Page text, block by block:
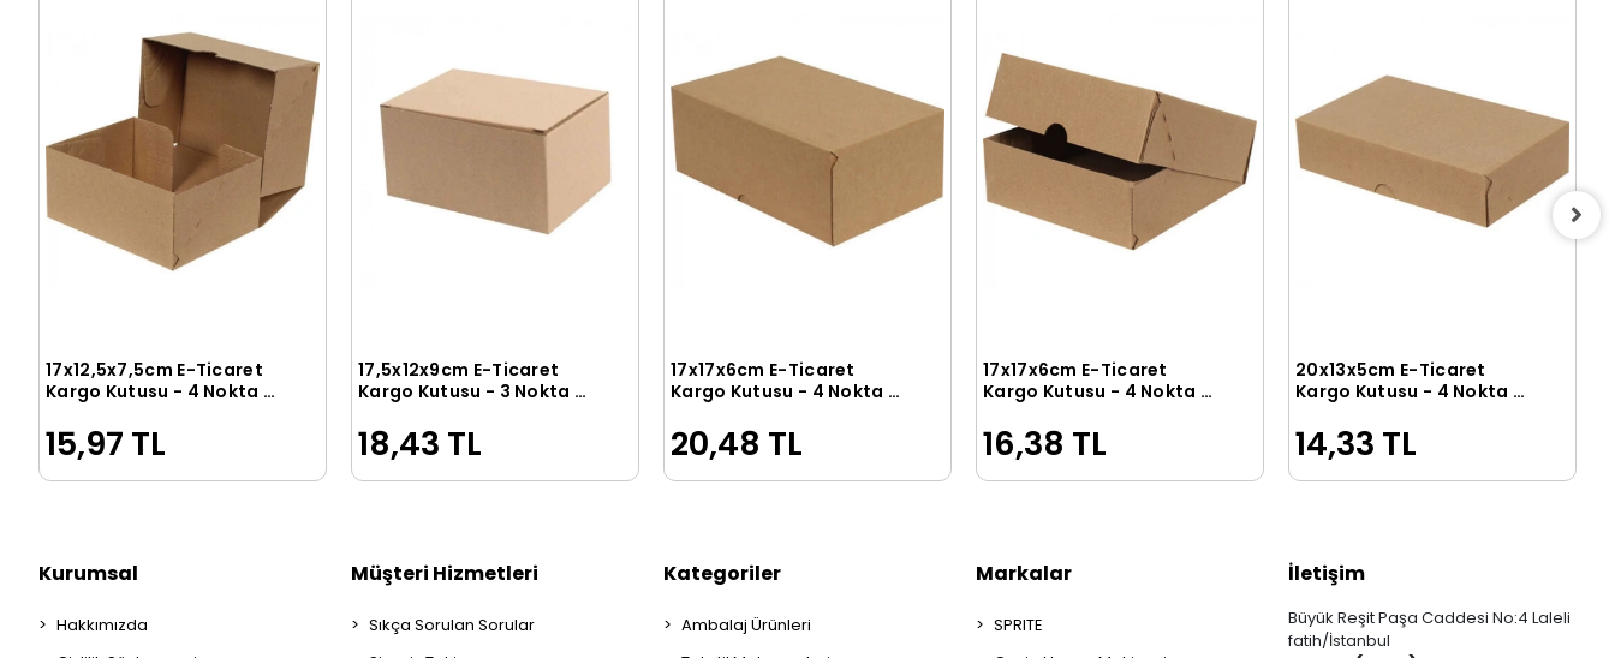
Sepete Ekle
17x12,5x7,5cm E-Ticaret
Kargo Kutusu - 4 Nokta -
15,97 TL
Sepete Ekle
17,5x12x9cm E-Ticaret
Kargo Kutusu - 3 Nokta -
18,43 TL
Sepete Ekle
17x17x6cm E-Ticaret
Kargo Kutusu - 4 Nokta -
20,48 TL
Sepete Ekle
17x17x6cm E-Ticaret
Kargo Kutusu - 4 Nokta -
16,38 TL
Sepete Ekle
20x13x5cm E-Ticaret
Kargo Kutusu - 4 Nokta -
14,33 TL
Kurumsal
Hakkımızda
Müşteri Hizmetleri
Sıkça Sorulan Sorular
Kategoriler
Ambalaj Ürünleri
Markalar
SPRITE
İletişim
Büyük Reşit Paşa Caddesi No:4 Laleli
fatih/İstanbul